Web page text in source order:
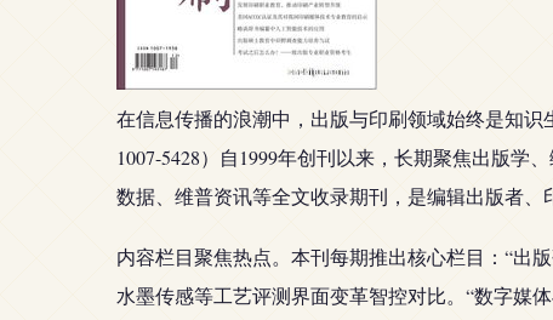
在信息传播的浪潮中，出版与印刷领域始终是知
1007-5428）自1999年创刊以来，长期聚焦出版
数据、维普资讯等全文收录期刊，是编辑出版者、
内容栏目聚焦热点。本刊每期推出核心栏目：“出
水墨传感等工艺评测界面变革智控对比。“数字媒